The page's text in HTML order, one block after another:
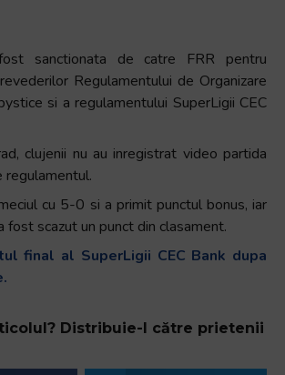
sanctionata de catre FRR pentru
Regulamentului de Organizare
si a regulamentului SuperLigii CEC
clujenii nu au inregistrat video partida
regulamentul.
cu 5-0 si a primit punctul bonus, iar
fost scazut un punct din clasament.
final al SuperLigii CEC Bank dupa
Distribuie-l către prietenii